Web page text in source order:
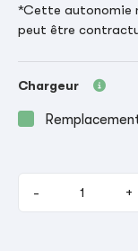
*Cette autonomie
peut être
Chargeur
- +